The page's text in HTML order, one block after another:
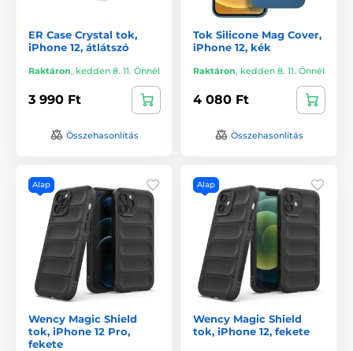
ER Case Crystal tok,
iPhone 12, átlátszó
Raktáron, kedden 8. 11. Önnél
3 990 Ft
Összehasonlítás
Tok Silicone Mag Cover,
iPhone 12, kék
Raktáron, kedden 8. 11. Önnél
4 080 Ft
Összehasonlítás
Alap
Wency Magic Shield
tok, iPhone 12 Pro,
fekete
Alap
Wency Magic Shield
tok, iPhone 12, fekete